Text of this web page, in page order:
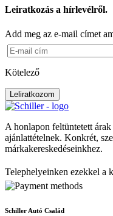
Leiratkozás a hírlevélről.
Add meg az e-mail címet
Kötelező
Leliratkozom
A honlapon feltüntetett
ajánlattételnek. Konkrét,
márkakereskedéseinkhez.
Telephelyeinken ezekkel a
Schiller Autó Család